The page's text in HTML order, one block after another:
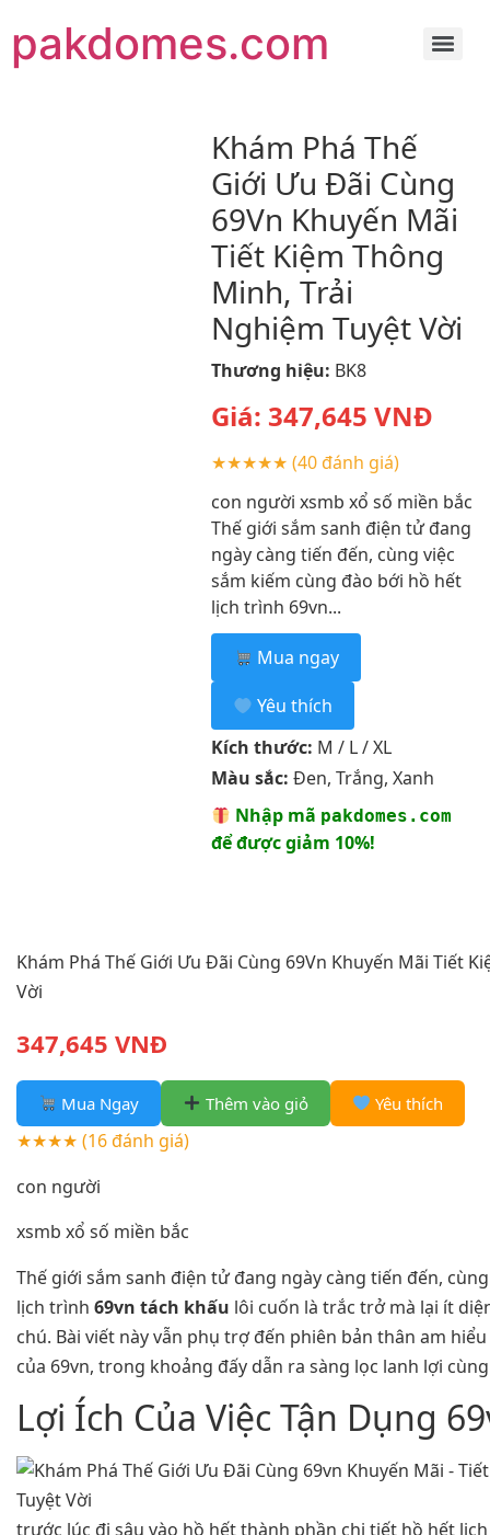
pakdomes.com
Khám Phá Thế
Giới Ưu Đãi Cùng
69Vn Khuyến Mãi
Tiết Kiệm Thông
Minh, Trải
Nghiệm Tuyệt Vời
Thương hiệu: BK8
Giá: 347,645 VNĐ
★★★★★ (40 đánh giá)
con người xsmb xổ số miền bắc
Thế giới sắm sanh điện tử đang
ngày càng tiến đến, cùng việc
sắm kiếm cùng đào bới hồ hết
lịch trình 69vn...
Mua ngay
Yêu thích
Kích thước: M / L / XL
Màu sắc: Đen, Trắng, Xanh
Nhập mã pakdomes.com
để được giảm 10%!
Khám Phá Thế Giới Ưu Đãi Cùng 69Vn Khuyến Mãi Tiết
Vời
347,645 VNĐ
Mua Ngay Thêm vào giỏ Yêu thích
★★★★ (16 đánh giá)
con người
xsmb xổ số miền bắc
Thế giới sắm sanh điện tử đang ngày càng tiến đến,
lịch trình 69vn tách khấu lôi cuốn là trắc trở mà lại ít
chú. Bài viết này vẫn phụ trợ đến phiên bản thân am
của 69vn, trong khoảng đấy dẫn ra sàng lọc lanh lợi
Lợi Ích Của Việc Tận Dụng
trước lúc đi sâu vào hồ hết thành phần chi tiết hồ hết